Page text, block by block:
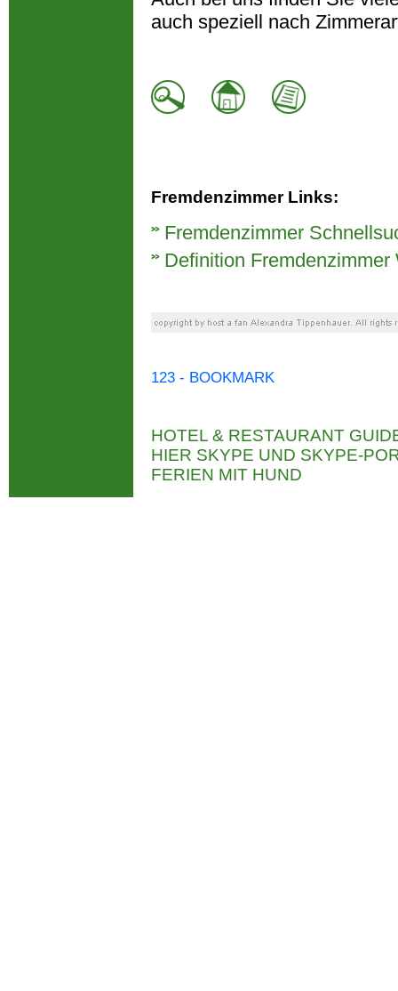
auch speziell nach
Fremdenzimmer Links:
Fremdenzimmer
Definition Fremdenzimmer
123 - BOOKMARK
HOTEL & RESTAURANT
HIER SKYPE UND SKYPE-
FERIEN MIT HUND